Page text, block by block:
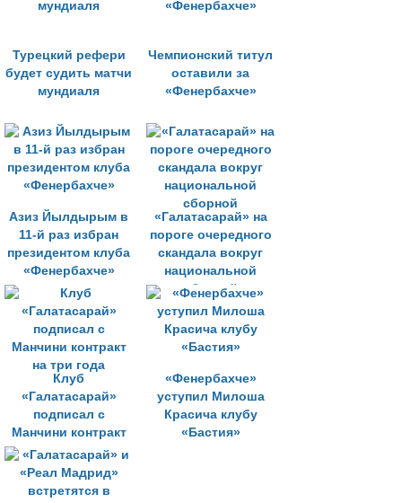
Турецкий рефери
будет судить матчи
мундиаля
Чемпионский титул
оставили за
«Фенербахче»
Азиз Йылдырым в
11-й раз избран
президентом клуба
«Фенербахче»
«Галатасарай» на
пороге очередного
скандала вокруг
национальной
сборной
Клуб
«Галатасарай»
подписал с
Манчини контракт
на три года
«Фенербахче»
уступил Милоша
Красича клубу
«Бастия»